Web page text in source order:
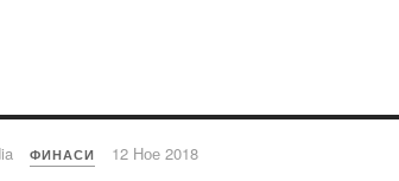
ФИНАСИ 12 Ное 2018